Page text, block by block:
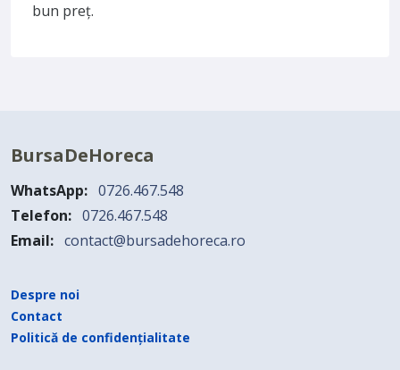
bun preț.
BursaDeHoreca
WhatsApp: 0726.467.548
Telefon: 0726.467.548
Email: contact@bursadehoreca.ro
Despre noi
Contact
Politică de confidențialitate